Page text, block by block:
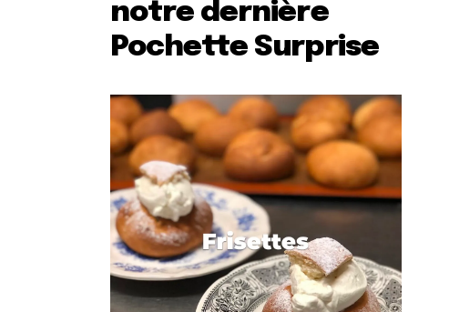
notre dernière
Pochette Surprise